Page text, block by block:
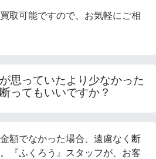
取可能ですので、お気軽にご相
思っていたより少なかった
ってもいいですか？
額でなかった場合、遠慮なく断
『ふくろう』スタッフが、お客